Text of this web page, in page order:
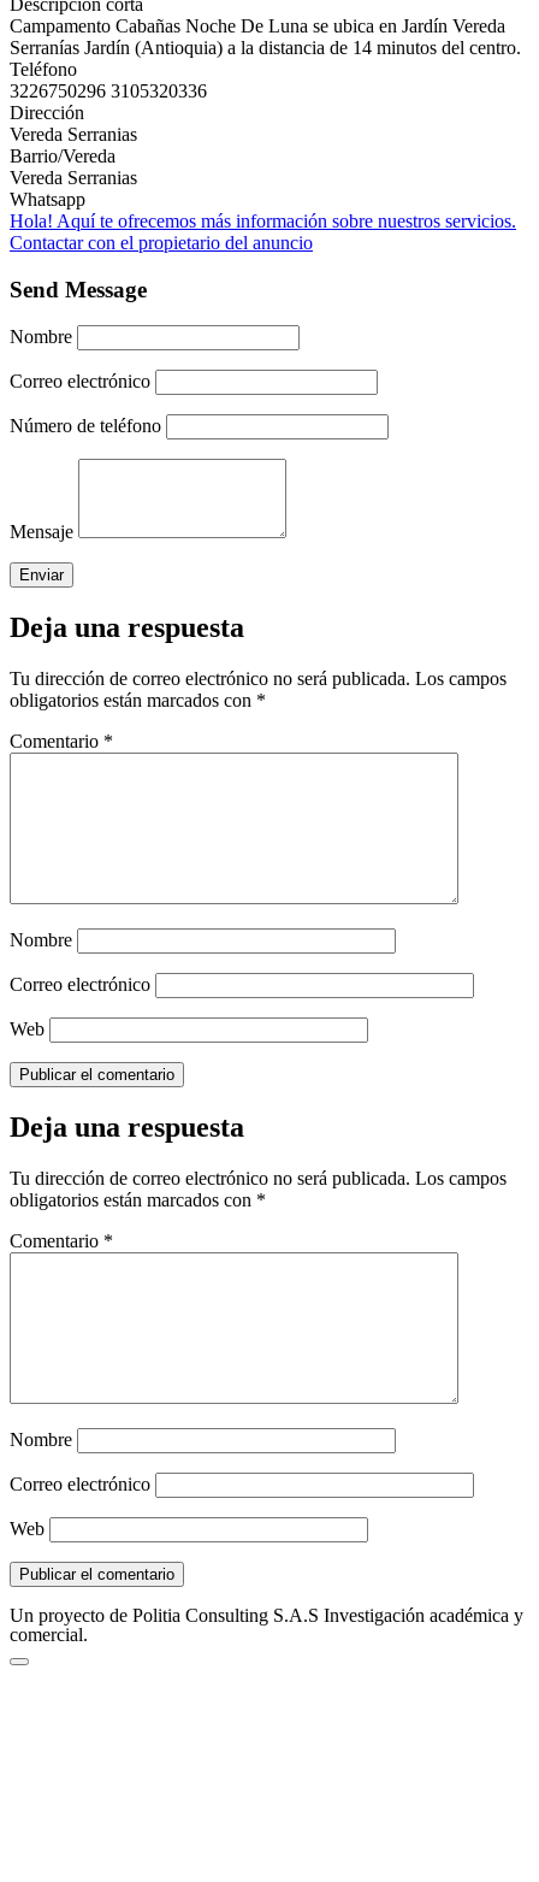
Campamento Cabañas Noche De Luna se ubica en Jardín Vereda
Serranías Jardín (Antioquia) a la distancia de 14 minutos del centro.
Teléfono
3226750296 3105320336
Dirección
Vereda Serranias
Barrio/Vereda
Vereda Serranias
Whatsapp
Hola! Aquí te ofrecemos más información sobre nuestros servicios.
Contactar con el propietario del anuncio
Send Message
Nombre
Correo electrónico
Número de teléfono
Mensaje
Deja una respuesta
Tu dirección de correo electrónico no será publicada. Los campos
obligatorios están marcados con *
Comentario *
Nombre
Correo electrónico
Web
Deja una respuesta
Tu dirección de correo electrónico no será publicada. Los campos
obligatorios están marcados con *
Comentario *
Nombre
Correo electrónico
Web
Un proyecto de Politia Consulting S.A.S Investigación académica y
comercial.